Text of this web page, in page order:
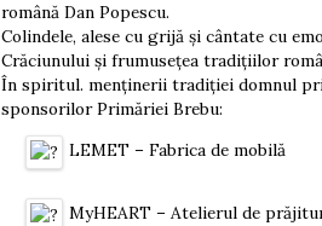
română Dan Popescu.
Colindele, alese cu grijă și cântate cu
Crăciunului și frumusețea tradițiilor
În spiritul. menținerii tradiției domnul
sponsorilor Primăriei Brebu:
LEMET – Fabrica de mobilă
MyHEART – Atelierul de